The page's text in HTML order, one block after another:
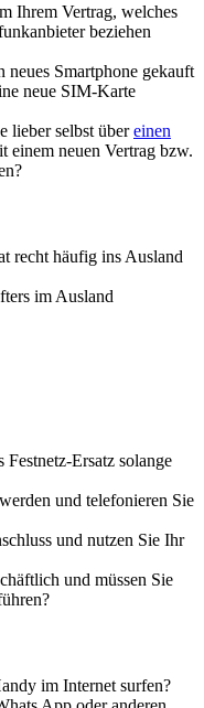
Ihrem Vertrag, welches
beziehen
neues Smartphone gekauft
neue SIM-Karte
lieber selbst übereinen
einem neuen Vertrag bzw.
recht häufig ins Ausland
im Ausland
Ersatz solange
und telefonieren Sie
und nutzen Sie Ihr
und müssen Sie
im Internet surfen?